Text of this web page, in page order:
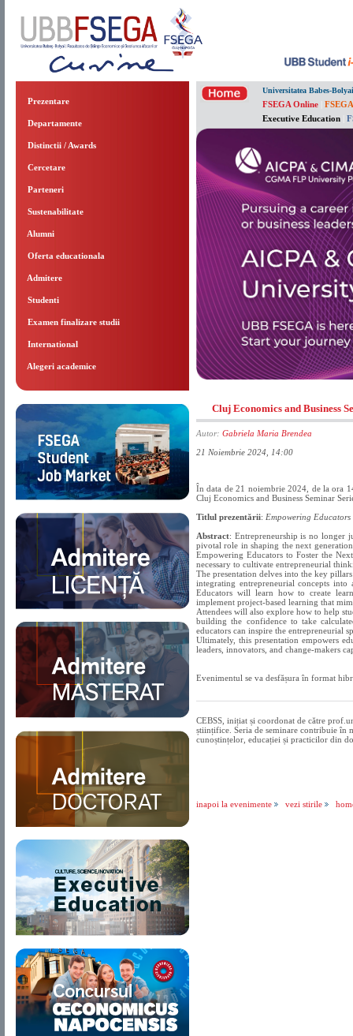
Prezentare
Departamente
Distinctii / Awards
Cercetare
Parteneri
Sustenabilitate
Alumni
Oferta educationala
Admitere
Studenti
Examen finalizare studii
International
Alegeri academice
Universitatea Babes-Bolyai
FSEGA Online
Executive Education
Cluj Economics and Business
Autor: Gabriela Maria Brendea
21 Noiembrie 2024, 14:00
În data de 21 noiembrie 2024, de la ora
Cluj Economics and Business Seminar
Titlul prezentării: Empowering
Abstract: Entrepreneurship is no longer
pivotal role in shaping the next
Empowering Educators to Foster the
necessary to cultivate entrepreneurial
The presentation delves into the key
integrating entrepreneurial concepts
Educators will learn how to create
implement project-based learning that
Attendees will also explore how to help
building the confidence to take
educators can inspire the entrepreneurial
Ultimately, this presentation empowers
leaders, innovators, and change-makers
Evenimentul se va desfășura în format
CEBSS, inițiat și coordonat de către
științifice. Seria de seminare contribuie în
cunoștințelor, educației și practicilor din
inapoi la evenimente vezi stirile